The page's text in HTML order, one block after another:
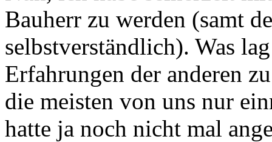
Bauherr zu werden (samt
selbstverständlich). Was
Erfahrungen der anderen
die meisten von uns nur
hatte ja noch nicht mal